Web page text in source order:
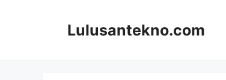
Lulusantekno.com